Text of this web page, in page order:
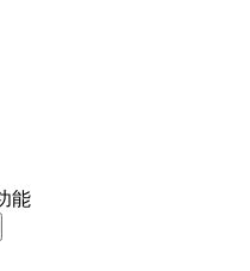
能